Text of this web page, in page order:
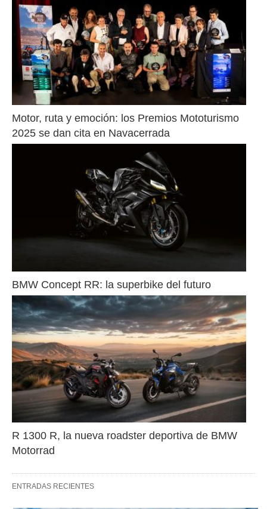
Motor, ruta y emoción: los Premios Mototurismo
2025 se dan cita en Navacerrada
BMW Concept RR: la superbike del futuro
R 1300 R, la nueva roadster deportiva de BMW
Motorrad
ENTRADAS RECIENTES